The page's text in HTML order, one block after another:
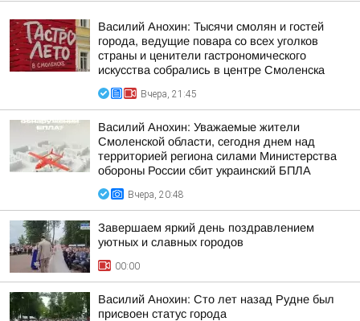
Василий Анохин: Тысячи смолян и гостей
города, ведущие повара со всех уголков
страны и ценители гастрономического
искусства собрались в центре Смоленска
Вчера, 21:45
Василий Анохин: Уважаемые жители
Смоленской области, сегодня днем над
территорией региона силами Министерства
обороны России сбит украинский БПЛА
Вчера, 20:48
Завершаем яркий день поздравлением
уютных и славных городов
00:00
Василий Анохин: Сто лет назад Рудне был
присвоен статус города